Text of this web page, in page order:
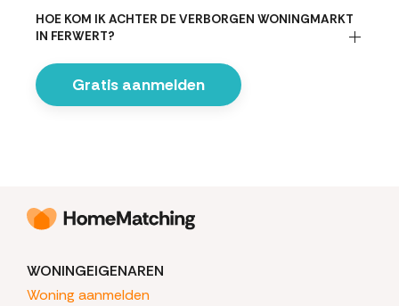
HOE KOM IK ACHTER DE VERBORGEN WONINGMARKT
IN FERWERT?
Gratis aanmelden
WONINGEIGENAREN
Woning aanmelden